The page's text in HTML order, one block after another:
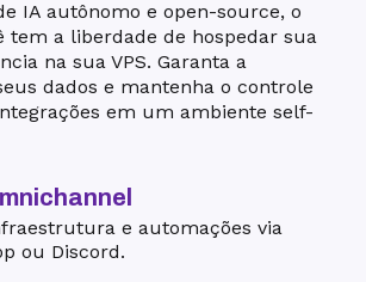
IA autônomo e open-source, o
tem a liberdade de hospedar sua
na sua VPS. Garanta a
dados e mantenha o controle
em um ambiente self-
e automações via
ou Discord.